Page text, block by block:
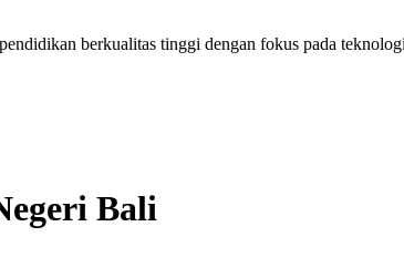
berkualitas tinggi dengan fokus pada
Bali